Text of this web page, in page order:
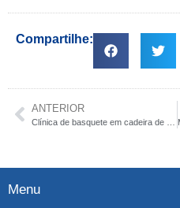
Compartilhe:
ANTERIOR
Menu